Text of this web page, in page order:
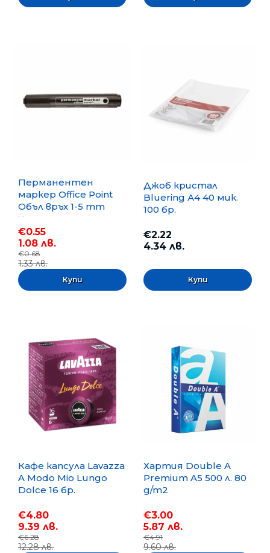
Перманентен
маркер Office Point
Объл връх 1-5 mm
Черен
€0.55
1.08 лв.
€0.68
1.33 лв.
Джоб кристал
Bluering А4 40 мик.
100 бр.
€2.22
4.34 лв.
Кафе капсула Lavazza
A Modo Mio Lungo
Dolce 16 бр.
€4.80
9.39 лв.
€6.28
12.28 лв.
Хартия Double A
Premium A5 500 л. 80
g/m2
€3.00
5.87 лв.
€4.91
9.60 лв.